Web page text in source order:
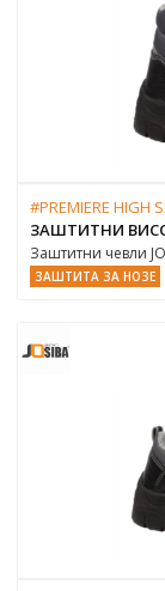
#PREMIERE HIGH
ЗАШТИТНИ
Заштитни чевли
ЗАШТИТА ЗА НОЗЕ